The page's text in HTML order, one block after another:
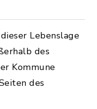
Lebenslage
des
Kommune
des